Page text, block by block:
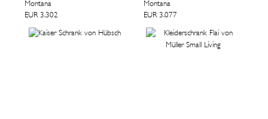
Montana
EUR 3.302
Montana
EUR 3.077